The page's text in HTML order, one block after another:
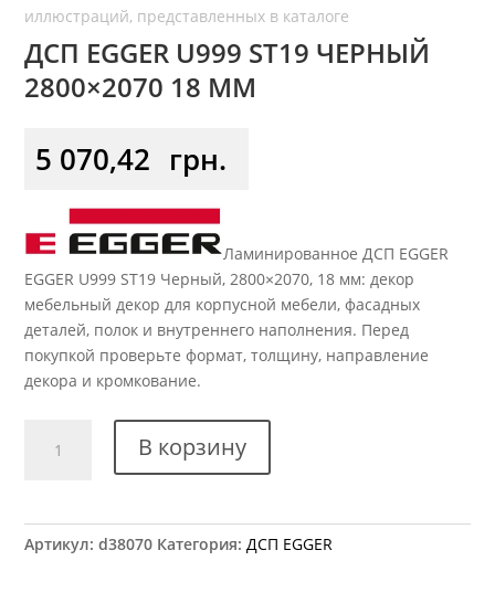
ДСП EGGER U999 ST19 ЧЕРНЫЙ
2800×2070 18 ММ
5 070,42 грн.
Ламинированное ДСП EGGER
EGGER U999 ST19 Черный, 2800×2070, 18 мм: декор
мебельный декор для корпусной мебели, фасадных
деталей, полок и внутреннего наполнения. Перед
покупкой проверьте формат, толщину, направление
декора и кромкование.
товара
ST19
В корзину
Артикул:d38070 Категория: ДСП EGGER